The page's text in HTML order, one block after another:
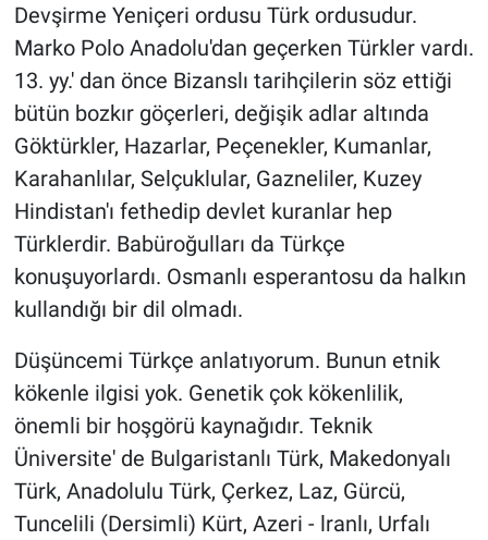
Devşirme Yeniçeri ordusu Türk ordusudur.
Marko Polo Anadolu'dan geçerken Türkler vardı.
13. yy.' dan önce Bizanslı tarihçilerin söz ettiği
bütün bozkır göçerleri, değişik adlar altında
Göktürkler, Hazarlar, Peçenekler, Kumanlar,
Karahanlılar, Selçuklular, Gazneliler, Kuzey
Hindistan'ı fethedip devlet kuranlar hep
Türklerdir. Babüroğulları da Türkçe
konuşuyorlardı. Osmanlı esperantosu da halkın
kullandığı bir dil olmadı.
Düşüncemi Türkçe anlatıyorum. Bunun etnik
kökenle ilgisi yok. Genetik çok kökenlilik,
önemli bir hoşgörü kaynağıdır. Teknik
Üniversite' de Bulgaristanlı Türk, Makedonyalı
Türk, Anadolulu Türk, Çerkez, Laz, Gürcü,
Tuncelili (Dersimli) Kürt, Azeri - lranlı, Urfalı